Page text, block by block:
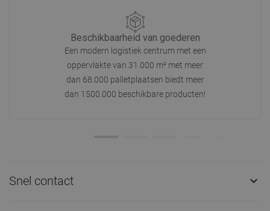
Beschikbaarheid van goederen
Een modern logistiek centrum met een
oppervlakte van 31.000 m² met meer
dan 68.000 palletplaatsen biedt meer
dan 1500.000 beschikbare producten!
Snel contact 